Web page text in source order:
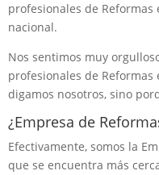
profesionales de
nacional.
Nos sentimos muy
profesionales de
digamos nosotros, sino
¿Empresa de
Efectivamente, somos la
que se encuentra más